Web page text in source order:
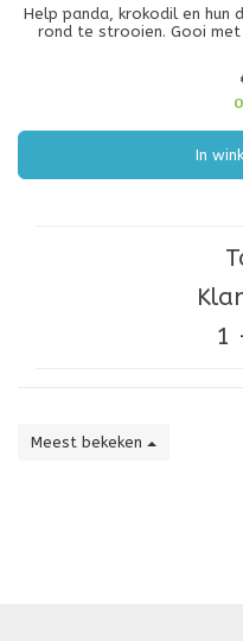
Help panda, krokodil en hun
rond te strooien. Gooi
In
1
Meest bekeken